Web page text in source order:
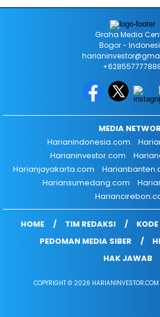
Graha Media
Bogor -
MEDIA
Harianindonesia.com
Harianinvestor.com
Harianjayakarta.com
Hariansumedang.com
HOME TIM REDAKSI
PEDOMAN MEDIA SIBER
HAK JAWAB
COPYRIGHT © 2026